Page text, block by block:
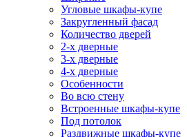
Угловые шкафы-купе
Закругленный фасад
Количество дверей
2-х дверные
3-х дверные
4-х дверные
Особенности
Во всю стену
Встроенные шкафы-купе
Под потолок
Раздвижные шкафы-купе